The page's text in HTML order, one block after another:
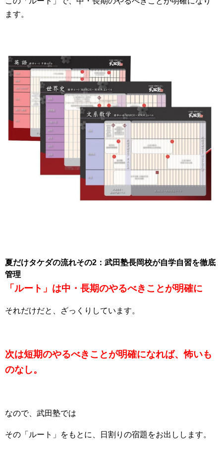
ます。
夏だけタケダの流れその2：武田塾長岡校が自学自習を徹底
管理
「ルート」は中・長期のやるべきことが明確に
それだけだと、ざっくりしています。
次は短期のやるべきことが明確になれば、怖いも
のなし。
なので、武田塾では
その「ルート」をもとに、日割りの宿題をお出しします。